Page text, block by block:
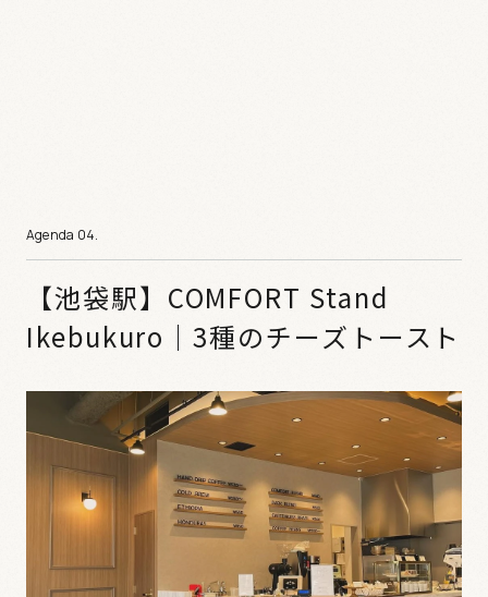
【池袋駅】COMFORT Stand
Ikebukuro｜3種のチーズトースト